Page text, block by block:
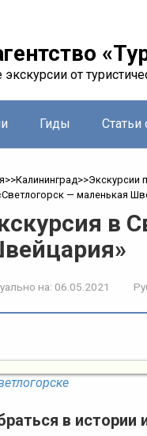
от
Гиды Статьи
>>Калининград>>Экскурсии
— маленькая
в
на: 06.05.2021
в истории